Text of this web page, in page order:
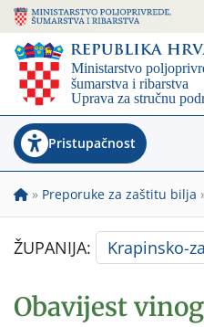
Pristupačnost
» Preporuke za zaštitu bilja
ŽUPANIJA: Krapinsko-
Obavijest